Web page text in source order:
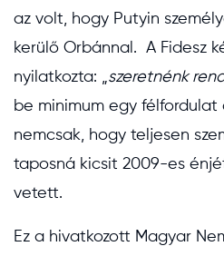
az volt, hogy Putyin
kerülő Orbánnal. A Fidesz
nyilatkozta: „szeretnénk
be minimum egy
nemcsak, hogy teljesen
taposná kicsit 2009-es
vetett.
Ez a hivatkozott Magyar